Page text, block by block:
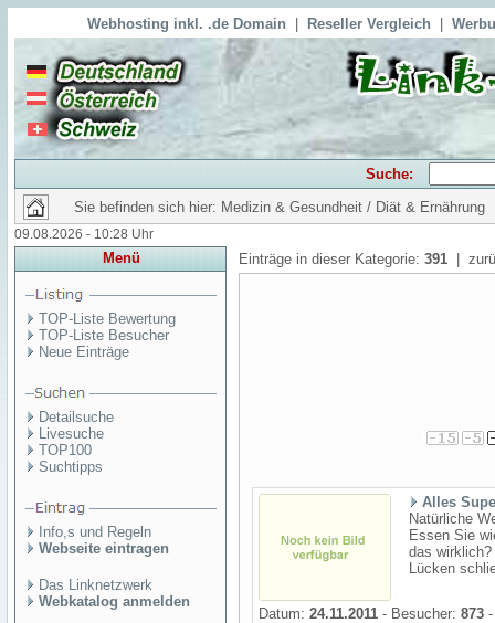
Webhosting inkl. .de Domain Reseller Vergleich
Suche:
Sie befinden sich hier: Medizin & Gesundheit / Diät & Ernährung
09.08.2026 - 10:28 Uhr
Menü
TOP-Liste Bewertung
TOP-Liste Besucher
Neue Einträge
Detailsuche
Livesuche
TOP100
Suchtipps
Info,s und Regeln
Webseite eintragen
Das Linknetzwerk
Webkatalog anmelden
Einträge in dieser Kategorie: 391 |
Alles
Natürliche
Essen Sie
das
Lücken
Datum: 24.11.2011 - Besucher: 873